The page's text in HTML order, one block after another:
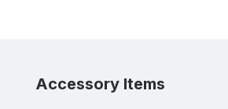
Produktgalerie überspringen
Accessory Items